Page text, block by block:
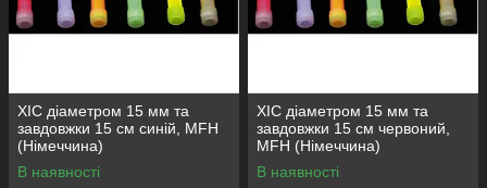
ХІС діаметром 15 мм та
завдовжки 15 см синій, MFH
(Німеччина)
В наявності
ХІС діаметром 15 мм та
завдовжки 15 см червоний,
MFH (Німеччина)
В наявності